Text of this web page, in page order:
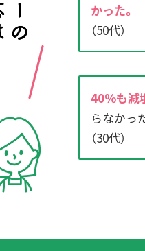
かった。
（50代）
40％も減
らなかっ
（30代）